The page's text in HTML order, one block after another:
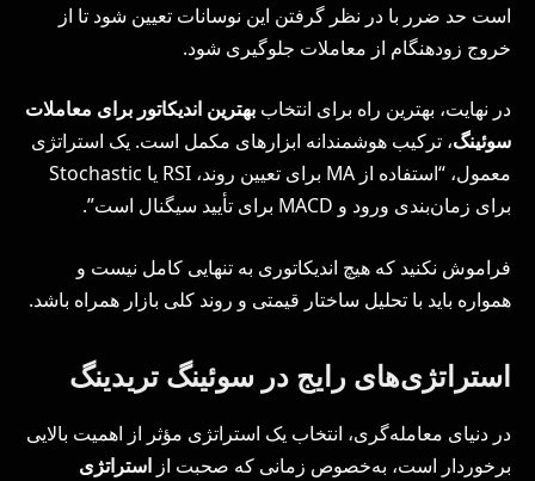
است حد ضرر با در نظر گرفتن این نوسانات تعیین شود تا از
خروج زودهنگام از معاملات جلوگیری شود.
در نهایت، بهترین راه برای انتخاب بهترین اندیکاتور برای معاملات
سوئینگ، ترکیب هوشمندانه ابزارهای مکمل است. یک استراتژی
معمول، “استفاده از MA برای تعیین روند، RSI یا Stochastic
برای زمان‌بندی ورود و MACD برای تأیید سیگنال است”.
فراموش نکنید که هیچ اندیکاتوری به تنهایی کامل نیست و
همواره باید با تحلیل ساختار قیمتی و روند کلی بازار همراه باشد.
استراتژی‌های رایج در سوئینگ تریدینگ
در دنیای معامله‌گری، انتخاب یک استراتژی مؤثر از اهمیت بالایی
برخوردار است، به‌خصوص زمانی که صحبت از استراتژی